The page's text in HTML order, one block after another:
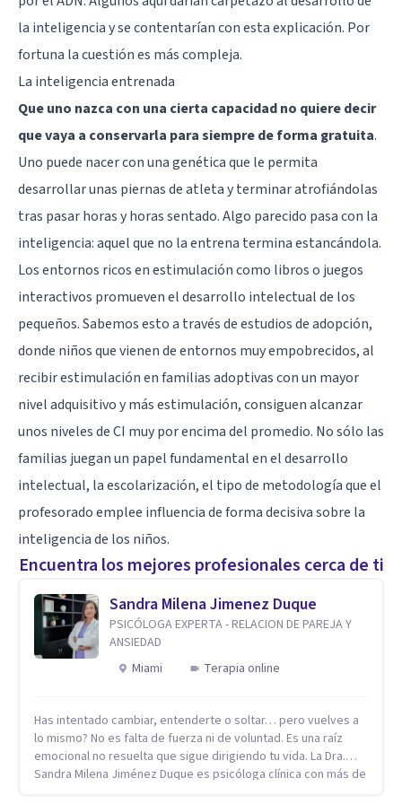
la inteligencia y se contentarían con esta explicación. Por
fortuna la cuestión es más compleja.
La inteligencia entrenada
Que uno nazca con una cierta capacidad no quiere decir
que vaya a conservarla para siempre de forma gratuita.
Uno puede nacer con una genética que le permita
desarrollar unas piernas de atleta y terminar atrofiándolas
tras pasar horas y horas sentado. Algo parecido pasa con la
inteligencia: aquel que no la entrena termina estancándola.
Los entornos ricos en estimulación como libros o juegos
interactivos promueven el desarrollo intelectual de los
pequeños. Sabemos esto a través de estudios de adopción,
donde niños que vienen de entornos muy empobrecidos, al
recibir estimulación en familias adoptivas con un mayor
nivel adquisitivo y más estimulación, consiguen alcanzar
unos niveles de CI muy por encima del promedio. No sólo las
familias juegan un papel fundamental en el desarrollo
intelectual, la escolarización, el tipo de metodología que el
profesorado emplee influencia de forma decisiva sobre la
inteligencia de los niños.
Encuentra los mejores profesionales cerca de ti
Sandra Milena Jimenez Duque
PSICÓLOGA EXPERTA - RELACION DE PAREJA Y
ANSIEDAD
Miami
Terapia online
Has intentado cambiar, entenderte o soltar… pero vuelves a
lo mismo? No es falta de fuerza ni de voluntad. Es una raíz
emocional no resuelta que sigue dirigiendo tu vida. La Dra.
Sandra Milena Jiménez Duque es psicóloga clínica con más de